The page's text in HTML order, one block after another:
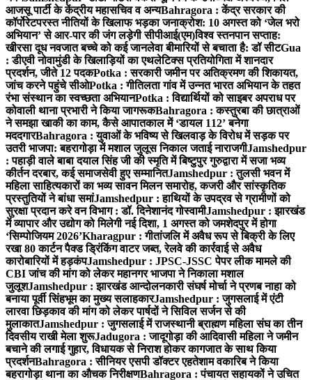
आजसू पार्टी के केंद्रीय महासचिव व अन्यBahragora : केंद्र सरकार की
कॉर्पोरेटपरस्त नीतियों के खिलाफ भड़का जनाक्रोश: 10 अगस्त को ‘जेल भरो
अभियान’ से आर-पार की जंग लड़ेगी सीपीआई(एम)विश्व स्तनपान सप्ताह:
खीरसा दूध नवजात बच्चे को कई जानलेवा बीमारियों से बचाता है: डॉ सीटGua
: डीएवी नोवामुंडी के खिलाड़ियों का एथलेटिक्स प्रतियोगिता में शानदार
प्रदर्शन, जीते 12 पदकPotka : सरकारी जमीन पर अतिक्रमण की शिकायत,
जांच करने पहुंचे सीओPotka : गीतिलता गांव में उन्नत भारत अभियान के तहत
रंभा संस्थान का स्वच्छता अभियानPotka : विद्यार्थियों को साइबर अपराध पर
कोवाली थाना प्रभारी ने किया जागरूकBahragora : कस्तुरबा की छात्राओं
ने समझा खाकी का काम, कैसे आपातकाल में ‘डायल 112’ बनेगा
मददगारBahragora : युवाओं के भविष्य से खिलवाड़ के विरोध में सड़क पर
उतरी भाजपा: बहरागोड़ा में मशाल जुलूस निकाल जताई नाराजगीJamshedpur
: पहाड़ी वाले बाबा दयाल सिंह जी की स्मृति में बिष्टुपुर गुरुद्वारा में सजा भव्य
कीर्तन दरबार, कई समाजसेवी हुए सम्मानितJamshedpur : तुलसी भवन में
महिला साहित्यकारों का भव्य सावन मिलन समारोह, कजरी और सांस्कृतिक
प्रस्तुतियों ने बांधा समांJamshedpur : हाथियों के उपद्रव से ग्रामीणों को
सुरक्षा प्रदान करे वन विभाग : डॉ. दिनेशानंद गोस्वामीJamshedpur : झारखंड
में व्यापार और उद्योग को मिलेगी नई दिशा, 1 अगस्त को जमशेदपुर में होगा
‘सिम्पोजियम 2026’Kharagpur : गीतांजलि में अवैध रूप से बिक्री के लिए
रखा 80 कार्टन पैक्ड ड्रिंकिंग वाटर जब्त, रेलवे की कार्रवाई से अवैध
कारोबारियों में हड़कंपJamshedpur : JPSC-JSSC पेपर लीक मामले की
CBI जांच की मांग को लेकर महानगर भाजपा ने निकाला मशाल
जुलूशJamshedpur : झारखंड आन्दोलनकारी संघर्ष मोर्चा ने प्रणब नाहा को
बनाया पूर्वी सिंहभूम का मुख्य सलाहकारJamshedpur : जुगसलाई में एंटी
लारवा छिड़काव की मांग को लेकर पार्षदों ने सिविल सर्जन से की
मुलाकातJamshedpur : जुगसलाई में राजस्थानी ब्राह्मण महिला संघ का तीन
दिवसीय राखी मेला शुरूJadugora : जादूगोड़ा की आदिवासी महिला ने जमीन
बचाने की लगाई गुहार, विधायक से निराश होकर कागजात के साथ किया
प्रदर्शनBahragora : सीनियर एसपी डॉक्टर एहतेशाम वकारिब ने किया
बहरागोड़ा थाना का औचक निरीक्षणBahragora : पंचायत सहायकों ने उचित